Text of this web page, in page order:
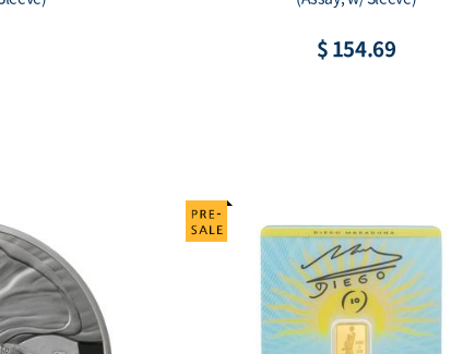
$ 2,420.99